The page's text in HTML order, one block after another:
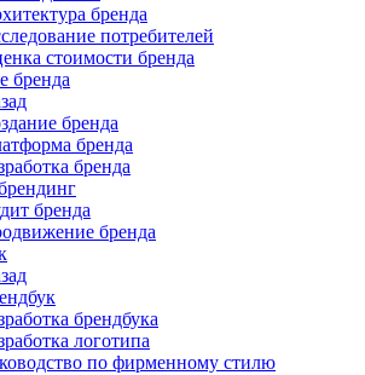
бренда
потребителей
стоимости бренда
бренда
бренда
бренда
бренда
бренда
бренда
брендбука
логотипа
по фирменному стилю